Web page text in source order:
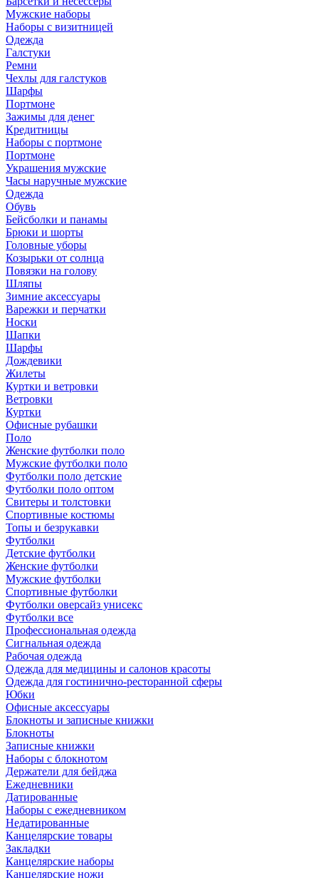
Мужские наборы
Наборы с визитницей
Одежда
Галстуки
Ремни
Чехлы для галстуков
Шарфы
Портмоне
Зажимы для денег
Кредитницы
Наборы с портмоне
Портмоне
Украшения мужские
Часы наручные мужские
Одежда
Обувь
Бейсболки и панамы
Брюки и шорты
Головные уборы
Козырьки от солнца
Повязки на голову
Шляпы
Зимние аксессуары
Варежки и перчатки
Носки
Шапки
Шарфы
Дождевики
Жилеты
Куртки и ветровки
Ветровки
Куртки
Офисные рубашки
Поло
Женские футболки поло
Мужские футболки поло
Футболки поло детские
Футболки поло оптом
Свитеры и толстовки
Спортивные костюмы
Топы и безрукавки
Футболки
Детские футболки
Женские футболки
Мужские футболки
Спортивные футболки
Футболки оверсайз унисекс
Футболки все
Профессиональная одежда
Сигнальная одежда
Рабочая одежда
Одежда для медицины и салонов красоты
Одежда для гостинично-ресторанной сферы
Юбки
Офисные аксессуары
Блокноты и записные книжки
Блокноты
Записные книжки
Наборы с блокнотом
Держатели для бейджа
Ежедневники
Датированные
Наборы с ежедневником
Недатированные
Канцелярские товары
Закладки
Канцелярские наборы
Канцелярские ножи